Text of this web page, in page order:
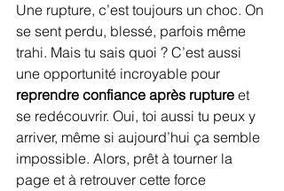
Une rupture, c’est toujours un choc. On
se sent perdu, blessé, parfois même
trahi. Mais tu sais quoi ? C’est aussi
une opportunité incroyable pour
reprendre confiance après rupture et
se redécouvrir. Oui, toi aussi tu peux y
arriver, même si aujourd’hui ça semble
impossible. Alors, prêt à tourner la
page et à retrouver cette force